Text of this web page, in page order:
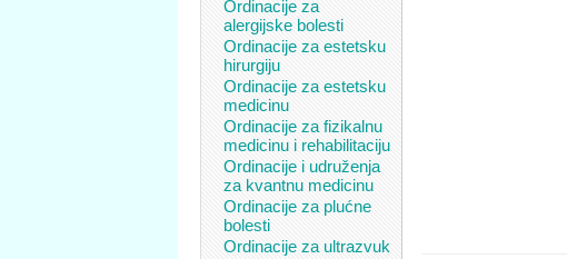
Ordinacije za
alergijske bolesti
Ordinacije za estetsku
hirurgiju
Ordinacije za estetsku
medicinu
Ordinacije za fizikalnu
medicinu i rehabilitaciju
Ordinacije i udruženja
za kvantnu medicinu
Ordinacije za plućne
bolesti
Ordinacije za ultrazvuk